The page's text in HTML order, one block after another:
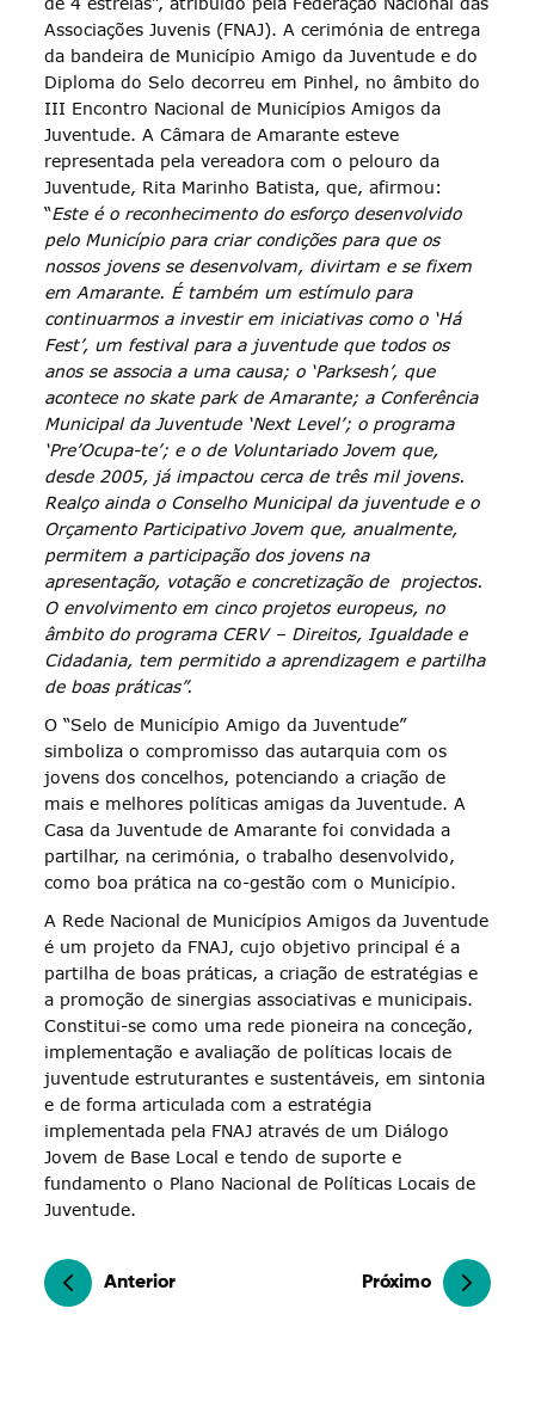
Associações Juvenis (FNAJ). A cerimónia de entrega
da bandeira de Município Amigo da Juventude e do
Diploma do Selo decorreu em Pinhel, no âmbito do
III Encontro Nacional de Municípios Amigos da
Juventude. A Câmara de Amarante esteve
representada pela vereadora com o pelouro da
Juventude, Rita Marinho Batista, que, afirmou:
“Este é o reconhecimento do esforço desenvolvido
pelo Município para criar condições para que os
nossos jovens se desenvolvam, divirtam e se fixem
em Amarante. É também um estímulo para
continuarmos a investir em iniciativas como o ‘Há
Fest’, um festival para a juventude que todos os
anos se associa a uma causa; o ‘Parksesh’, que
acontece no skate park de Amarante; a Conferência
Municipal da Juventude ‘Next Level’; o programa
‘Pre’Ocupa-te’; e o de Voluntariado Jovem que,
desde 2005, já impactou cerca de três mil jovens.
Realço ainda o Conselho Municipal da juventude e o
Orçamento Participativo Jovem que, anualmente,
permitem a participação dos jovens na
apresentação, votação e concretização de projectos.
O envolvimento em cinco projetos europeus, no
âmbito do programa CERV – Direitos, Igualdade e
Cidadania, tem permitido a aprendizagem e partilha
de boas práticas”.
O “Selo de Município Amigo da Juventude”
simboliza o compromisso das autarquia com os
jovens dos concelhos, potenciando a criação de
mais e melhores políticas amigas da Juventude. A
Casa da Juventude de Amarante foi convidada a
partilhar, na cerimónia, o trabalho desenvolvido,
como boa prática na co-gestão com o Município.
A Rede Nacional de Municípios Amigos da Juventude
é um projeto da FNAJ, cujo objetivo principal é a
partilha de boas práticas, a criação de estratégias e
a promoção de sinergias associativas e municipais.
Constitui-se como uma rede pioneira na conceção,
implementação e avaliação de políticas locais de
juventude estruturantes e sustentáveis, em sintonia
e de forma articulada com a estratégia
implementada pela FNAJ através de um Diálogo
Jovem de Base Local e tendo de suporte e
fundamento o Plano Nacional de Políticas Locais de
Juventude.
Anterior Próximo